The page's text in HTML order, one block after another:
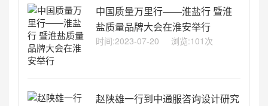
中国质量万里行——淮盐行 暨淮
盐质量品牌大会在淮安举行
时间:2023-07-20 浏览:101次
赵陕雄一行到中通服咨询设计研究